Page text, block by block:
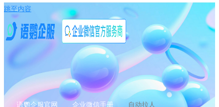
跳至内容
语鹦企服官网 企业微信手册 自动拉人